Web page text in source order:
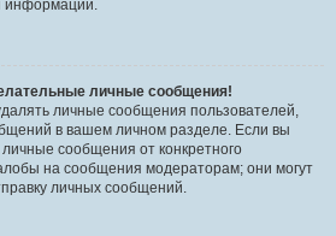
информации.
личные сообщения!
личные сообщения пользователей,
в вашем личном разделе. Если вы
сообщения от конкретного
на сообщения модераторам; они могут
личных сообщений.